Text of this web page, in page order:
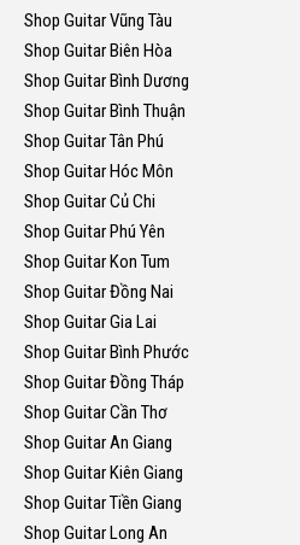
Shop Guitar Vũng Tàu
Shop Guitar Biên Hòa
Shop Guitar Bình Dương
Shop Guitar Bình Thuận
Shop Guitar Tân Phú
Shop Guitar Hóc Môn
Shop Guitar Củ Chi
Shop Guitar Phú Yên
Shop Guitar Kon Tum
Shop Guitar Đồng Nai
Shop Guitar Gia Lai
Shop Guitar Bình Phước
Shop Guitar Đồng Tháp
Shop Guitar Cần Thơ
Shop Guitar An Giang
Shop Guitar Kiên Giang
Shop Guitar Tiền Giang
Shop Guitar Long An